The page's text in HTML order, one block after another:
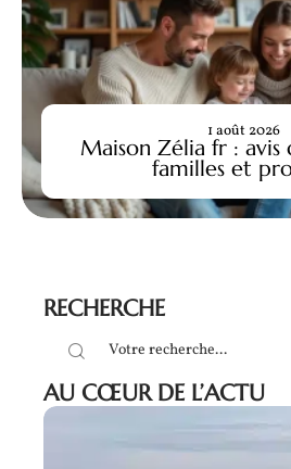
Maison Zélia fr : avis
familles et
1 août 2026
RECHERCHE
AU CŒUR DE L’ACTU